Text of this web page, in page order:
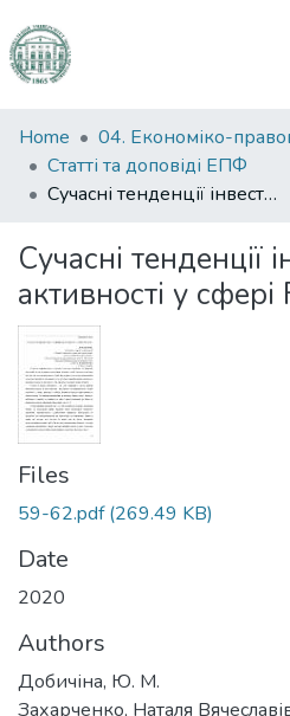
Communities
&
Collections
Statistics
Home
Статті та доповіді ЕПФ
Сучасні тенденції інвестиційної активності у сфері Fintech
Сучасні тенденції
активності у сфері
Files
59-62.pdf(269.49 KB)
Date
2020
Authors
Добичіна, Ю. М.
Захарченко, Наталя